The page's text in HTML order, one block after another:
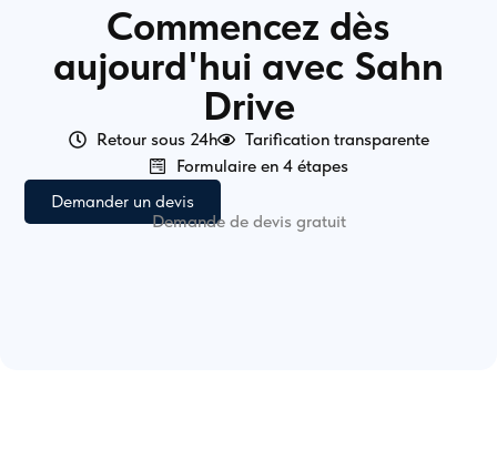
Commencez dès
aujourd'hui avec Sahn
Drive
Retour sous 24h
Tarification transparente
Formulaire en 4 étapes
Demander un devis
Demande de devis gratuit